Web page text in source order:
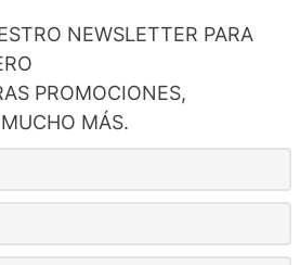
NEWSLETTER PARA
PROMOCIONES,
MÁS.